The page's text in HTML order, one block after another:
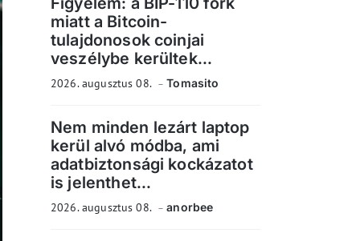
miatt a Bitcoin-
tulajdonosok coinjai
veszélybe kerültek...
2026. augusztus 08. Tomasito
Nem minden lezárt laptop
kerül alvó módba, ami
adatbiztonsági kockázatot
is jelenthet...
2026. augusztus 08. anorbee